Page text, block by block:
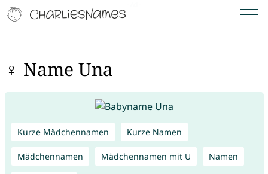
♀ Name Una
Kurze Mädchennamen Kurze Namen
Mädchennamen Mädchennamen mit U Namen